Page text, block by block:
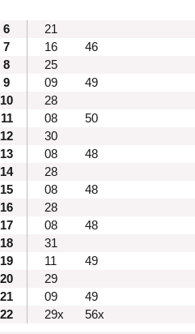
6
21
7
16
46
8
25
9
09
49
10
28
11
08
50
12
30
13
08
48
14
28
15
08
48
16
28
17
08
48
18
31
19
11
49
20
29
21
09
49
22
29x 56x